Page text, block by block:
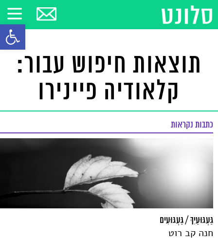
פתח
תוצאות חיפוש עבור:
קלאודיה פיינירו
כתבות נקראות
גַּעְגּוּעַיִךְ / גַּעְגּוּעִים
חנה קב רוט